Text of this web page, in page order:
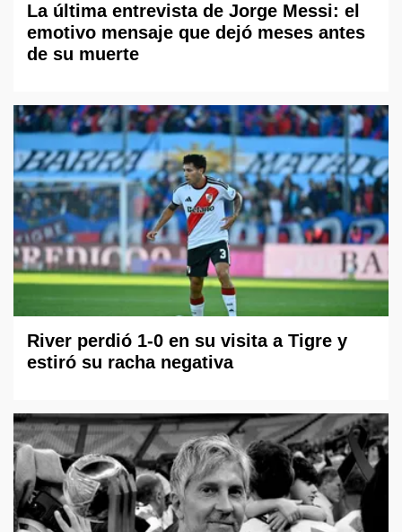
La última entrevista de Jorge Messi: el
emotivo mensaje que dejó meses antes
de su muerte
River perdió 1-0 en su visita a Tigre y
estiró su racha negativa